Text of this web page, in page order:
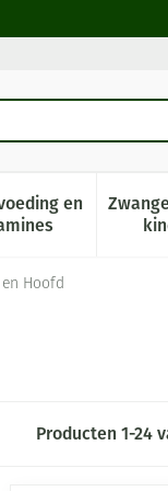
Schoonheid,
en
Toon submenu
en Hoofd
Producten 1-24